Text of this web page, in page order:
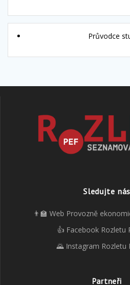
Průvodce
Sledujte nás
👨‍🏫 Web Provozně
👍 Facebook Rozletu
🌄 Instagram Rozletu
Partneři